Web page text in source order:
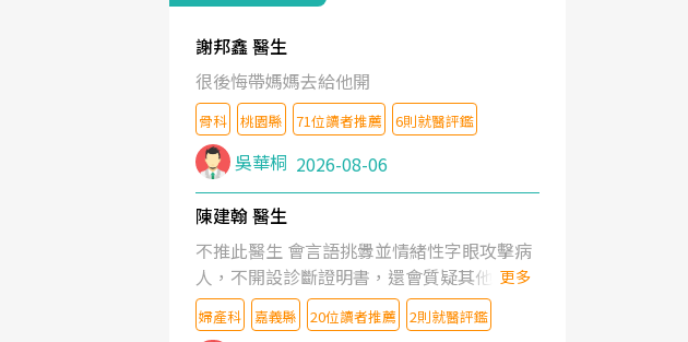
謝邦鑫 醫生
很後悔帶媽媽去給他開
骨科 桃園縣 71位讀者推薦 6則就醫評鑑
吳華桐 2026-08-06
陳建翰 醫生
不推此醫生 會言語挑釁並情緒性字眼攻擊病
人，不開設診斷證明書，還會質疑其他醫生
的判斷！
更多
婦產科 嘉義縣 20位讀者推薦 2則就醫評鑑